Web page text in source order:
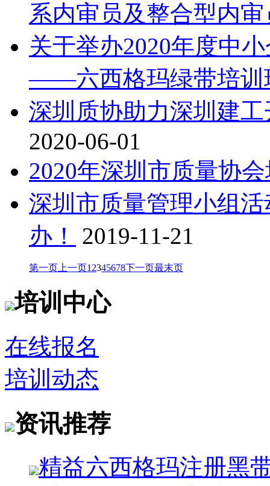
系内审员及整合型内
关于举办2020年度中
——六西格玛绿带培训
深圳质协助力深圳建
2020-06-01
2020年深圳市质量协
深圳市质量管理小组
办！
2019-11-21
第一页 上一页1 2345678下一页最末页
培训中心
在线报名
培训动态
资讯推荐
精益六西格玛注册黑